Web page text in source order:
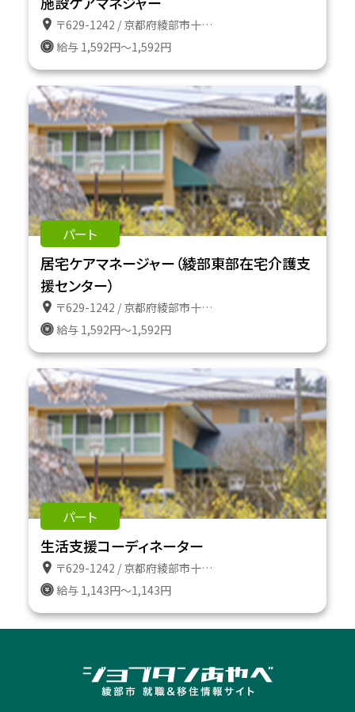
〒629-1242 / 京都府綾部市十倉名畑町久瀬谷２番地
給与 1,592円～1,592円
パート
居宅ケアマネージャー（綾部東部在宅介護支
援センター）
〒629-1242 / 京都府綾部市十倉名畑町久瀬谷２番地
給与 1,592円～1,592円
パート
生活支援コーディネーター
〒629-1242 / 京都府綾部市十倉名畑町久瀬谷２番地
給与 1,143円～1,143円